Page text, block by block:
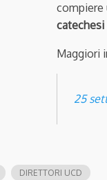
compiere
Maggiori
25
DIRETTORI UCD